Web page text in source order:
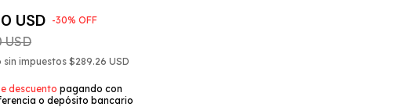
USD -30% OFF
USD
sin impuestos $289.26 USD
descuento pagando con
o depósito bancario